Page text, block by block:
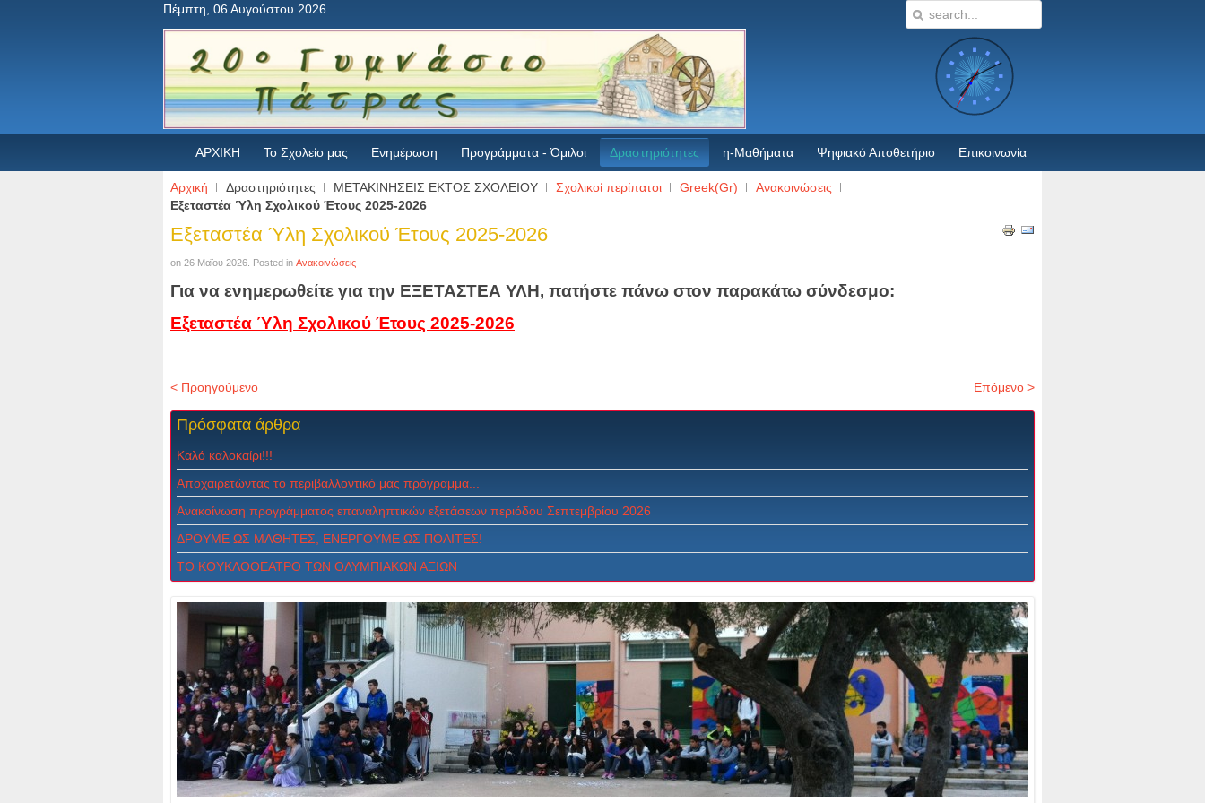
Πέμπτη, 06 Αυγούστου 2026
ΑΡΧΙΚΗ Το Σχολείο μας Ενημέρωση Προγράμματα - Όμιλοι Δραστηριότητες η-Μαθήματα Ψηφιακό Αποθετήριο Επικοινωνία
Αρχική Δραστηριότητες ΜΕΤΑΚΙΝΗΣΕΙΣ ΕΚΤΟΣ ΣΧΟΛΕΙΟΥ Σχολικοί περίπατοι Greek(Gr)
Ανακοινώσεις
Εξεταστέα Ύλη Σχολικού Έτους 2025-2026
Εξεταστέα Ύλη Σχολικού Έτους 2025-2026
on 26 Μαΐου 2026 . Posted in Ανακοινώσεις
Για να ενημερωθείτε για την ΕΞΕΤΑΣΤΕΑ ΥΛΗ, πατήστε πάνω στον παρακάτω σύνδεσμο:
Εξεταστέα Ύλη Σχολικού Έτους 2025-2026
< Προηγούμενο Επόμενο >
Πρόσφατα άρθρα
Καλό καλοκαίρι!!!
Αποχαιρετώντας το περιβαλλοντικό μας πρόγραμμα...
Ανακοίνωση προγράμματος επαναληπτικών εξετάσεων περιόδου Σεπτεμβρίου 2026
ΔPOYME ΩΣ MAΘHTEΣ, ENEPΓOYME ΩΣ ΠOΛITEΣ!
ΤΟ ΚΟΥΚΛΟΘΕΑΤΡΟ ΤΩΝ ΟΛΥΜΠΙΑΚΩΝ ΑΞΙΩΝ